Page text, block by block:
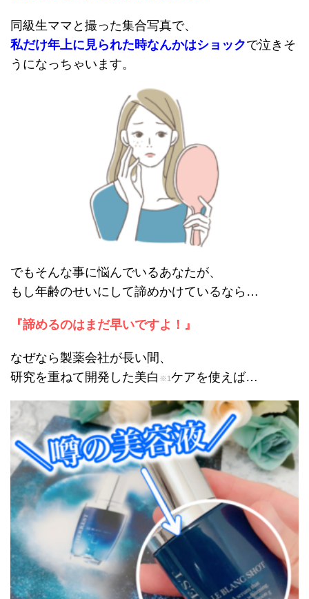
同級生ママと撮った集合写真で、
私だけ年上に見られた時なんかはショックで泣きそ
うになっちゃいます。
でもそんな事に悩んでいるあなたが、
もし年齢のせいにして諦めかけているなら…
『諦めるのはまだ早いですよ！』
なぜなら製薬会社が長い間、
研究を重ねて開発した美白 ※1ケアを使えば…